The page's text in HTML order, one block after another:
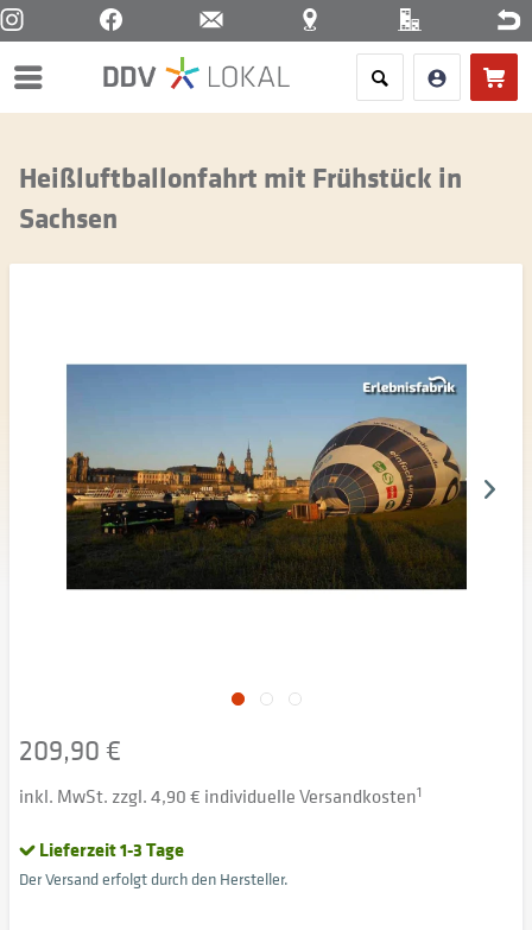
Menü
Heißluftballonfahrt mit Frühstück in
Sachsen
209,90 €
inkl. MwSt. zzgl. 4,90 € individuelle Versandkosten1
Lieferzeit 1-3 Tage
Der Versand erfolgt durch den Hersteller.